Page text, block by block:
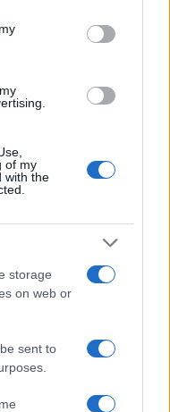
in below Google
of my
with the
storage
on web or
sent to
con passaporto
percorso alpino
narrativa. In
sostiene
disegnate a